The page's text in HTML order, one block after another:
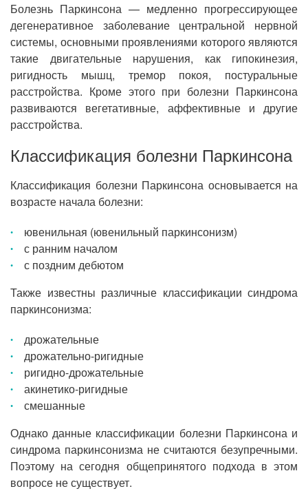
Болезнь Паркинсона — медленно прогрессирующее
дегенеративное заболевание центральной нервной
системы, основными проявлениями которого являются
такие двигательные нарушения, как гипокинезия,
ригидность мышц, тремор покоя, постуральные
расстройства. Кроме этого при болезни Паркинсона
развиваются вегетативные, аффективные и другие
расстройства.
Классификация болезни Паркинсона
Классификация болезни Паркинсона основывается на
возрасте начала болезни:
ювенильная (ювенильный паркинсонизм)
с ранним началом
с поздним дебютом
Также известны различные классификации синдрома
паркинсонизма:
дрожательные
дрожательно-ригидные
ригидно-дрожательные
акинетико-ригидные
смешанные
Однако данные классификации болезни Паркинсона и
синдрома паркинсонизма не считаются безупречными.
Поэтому на сегодня общепринятого подхода в этом
вопросе не существует.